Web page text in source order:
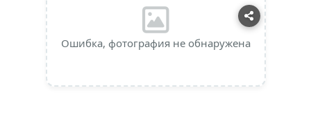
Ошибка, фотография не обнаружена